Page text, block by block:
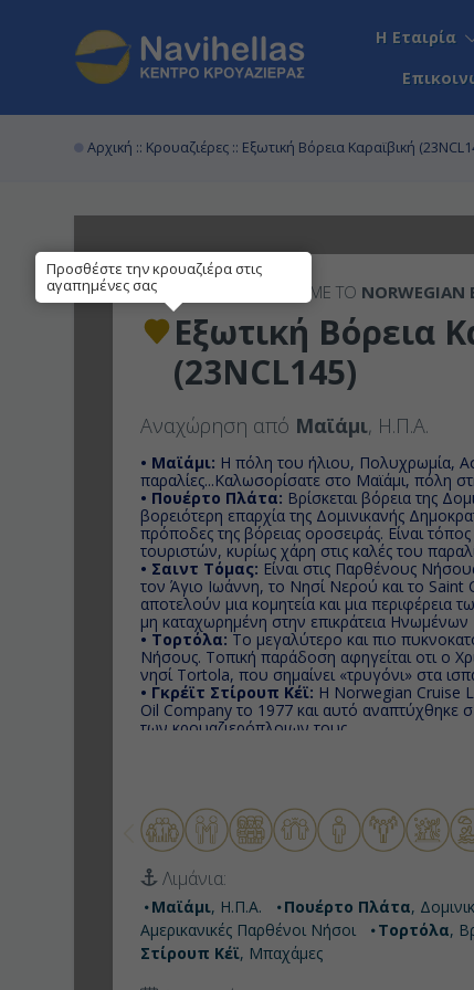
Η Εταιρία
Αρχική :: Κρουαζιέρες :: Εξωτική Βόρεια Καραϊβική
7ΉΜΕΡΗ ΚΡΟΥΑΖΙΕΡΑ ΜΕ ΤΟ NORWEGIAN
Εξωτική Βόρεια
(23NCL145)
Αναχώρηση από Μαϊάμι, Η.Π.Α.
• Μαϊάμι: Η πόλη του ήλιου, Πολυχρωμία,
• Πουέρτο Πλάτα: Βρίσκεται βόρεια της
βορειότερη επαρχία της Δομινικανής
πρόποδες της βόρειας οροσειράς. Είναι
τουριστών, κυρίως χάρη στις καλές του
• Σαιντ Τόμας: Είναι στις Παρθένους
τον Άγιο Ιωάννη, το Νησί Νερού και το Saint
αποτελούν μια κομητεία και μια
μη καταχωρημένη στην επικράτεια Ηνωμένων
• Τορτόλα: Το μεγαλύτερο και πιο
Νήσους. Τοπική παράδοση αφηγείται οτι ο
νησί Tortola, που σημαίνει «τρυγόνι» στα
• Γκρέϊτ Στίρουπ Κέϊ: Η Norwegian Cruise
Oil Company το 1977 και αυτό αναπτύχθηκε σ'
των κρουαζιερόπλοιων τους.
Λιμάνια:
Μαϊάμι, Η.Π.Α. Πουέρτο Πλάτα,
Αμερικανικές Παρθένοι Νήσοι
Τορτόλα,
Στίρουπ Κέϊ, Μπαχάμες
Προσθέστε την κρουαζιέρα στις
αγαπημένες σας